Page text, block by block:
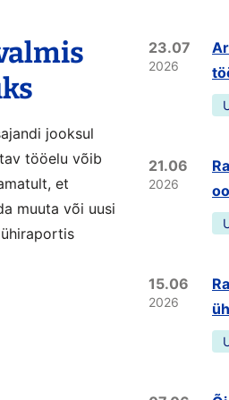
jooksul
tööelu võib
et
muuta või uusi
23.07
2026
21.06
2026
15.06
2026